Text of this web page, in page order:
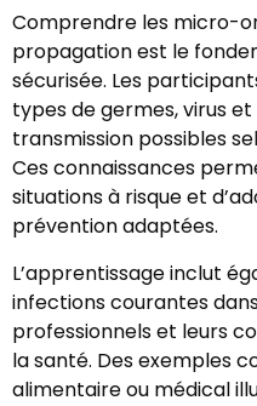
Comprendre les micro-
propagation est le
sécurisée. Les
types de germes, virus
transmission possibles
Ces connaissances
situations à risque et
prévention adaptées.
L’apprentissage inclut
infections courantes
professionnels et leurs
la santé. Des exemples
alimentaire ou médical